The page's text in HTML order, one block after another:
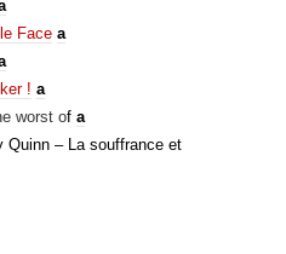
Face a
! a
worst of a
Quinn – La souffrance et